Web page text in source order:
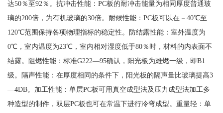
达50％至92％。抗冲击性能：PC板的耐冲击能量为相同厚度普通玻
璃的200倍，为有机玻璃的30倍。耐候性能：PC板可以在－40℃至
120℃范围保持各项物理指标的稳定性。防结露性能：室外温度为
0℃，室内温度为23℃，室内相对湿度低于80％时，材料的内表面不
结露。阻燃性能：标准G222—95确认，阳光板为难燃一级，即B1
级。隔声性能：在厚度相同的条件下，阳光板的隔声量比玻璃提高3
—4DB。加工性能：单层PC板可用真空成型法及压力成型法加工多
种造型的制件，双层PC板也可在常温下进行冷弯成型。重量轻：单